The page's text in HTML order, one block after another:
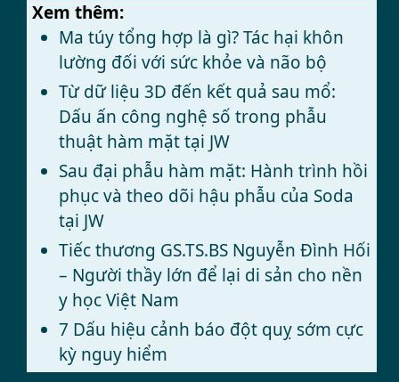
Xem thêm:
Ma túy tổng hợp là gì? Tác hại khôn
lường đối với sức khỏe và não bộ
Từ dữ liệu 3D đến kết quả sau mổ:
Dấu ấn công nghệ số trong phẫu
thuật hàm mặt tại JW
Sau đại phẫu hàm mặt: Hành trình hồi
phục và theo dõi hậu phẫu của Soda
tại JW
Tiếc thương GS.TS.BS Nguyễn Đình Hối
– Người thầy lớn để lại di sản cho nền
y học Việt Nam
7 Dấu hiệu cảnh báo đột quỵ sớm cực
kỳ nguy hiểm